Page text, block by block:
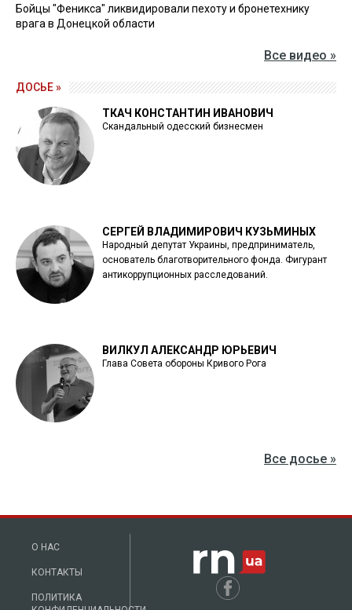
Бойцы "Феникса" ликвидировали пехоту и бронетехнику
врага в Донецкой области
Все видео »
ДОСЬЕ »
ТКАЧ КОНСТАНТИН ИВАНОВИЧ
Скандальный одесский бизнесмен
СЕРГЕЙ ВЛАДИМИРОВИЧ КУЗЬМИНЫХ
Народный депутат Украины, предприниматель,
основатель благотворительного фонда. Фигурант
антикоррупционных расследований.
ВИЛКУЛ АЛЕКСАНДР ЮРЬЕВИЧ
Глава Совета обороны Кривого Рога
Все досье »
О НАС
КОНТАКТЫ
ПОЛИТИКА